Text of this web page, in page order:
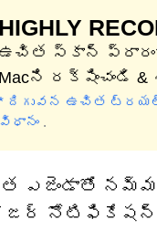
HIGHLY
ఉచిత స్కాన్
Macని రక్షించండి &
దిగువన ఉచిత ట్రయల్
విధానం .
ఎజెండాతో